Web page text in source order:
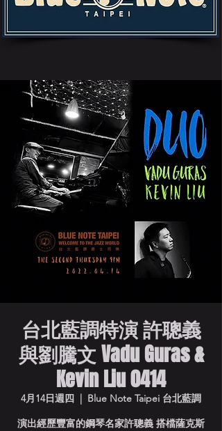
台北藍調特演 許聰義
與劉騰文 Vadu Guras &
Kevin Liu 0414
4月14日週四
  |
Blue Note Taipei 台北藍調
演出經歷豐富的鋼琴名家許聰義 搭檔薩克斯